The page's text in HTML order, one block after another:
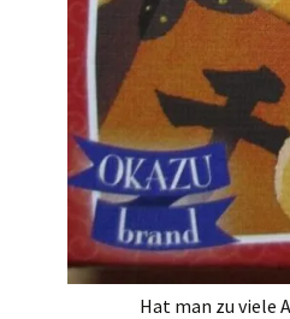
Hat man zu viele